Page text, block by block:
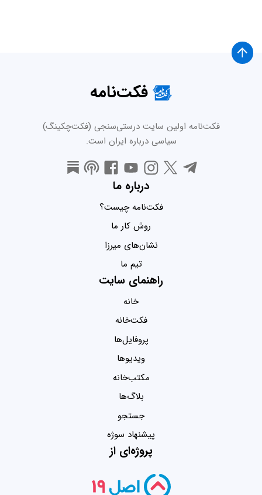
فکت‌نامه
فکت‌نامه اولین سایت درستی‌سنجی (فکت‌چکینگ)
سیاسی درباره ایران است.
درباره ما
فکت‌نامه چیست؟
روش کار ما
نشان‌های میرزا
تیم ما
راهنمای سایت
خانه
فکت‌خانه
پروفایل‌ها
ویدیو‌ها
مکتب‌خانه
بلاگ‌ها
جستجو
پیشنهاد سوژه
پروژه‌ای از